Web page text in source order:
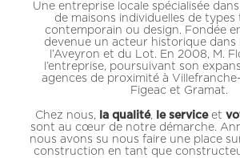
Une entreprise locale spécialisée
de maisons individuelles de types
contemporain ou design. Fondée
devenue un acteur historique dans
l’Aveyron et du Lot. En 2008, M.
l’entreprise, poursuivant son
agences de proximité à
Figeac et Gramat.
Chez nous, la qualité, le serviceet
sont au cœur de notre démarche.
nous avons su nous faire une place
construction en tant que